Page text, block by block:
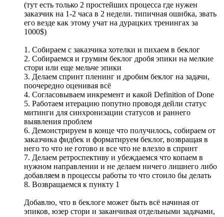
(тут есть только 2 простейших процесса где нужен
заказчик на 1-2 часа в 2 недели. типичная ошибка, звать
его везде как этому учат на дурацких тренингах за
1000$)
1. Собираем с заказчика хотелки и пихаем в беклог
2. Собираемся и грумим беклог дробя эпики на мелкие
стори или еще мельче эпики
3. Делаем спринт пленинг и дробим беклог на задачи,
поочередно оценивая всё
4. Согласовываем инкремент и какой Definition of Done
5. Работаем итерацию попутно проводя дейли статус
митинги для синхронизации статусов и раннего
выявления проблем
6. Демонстрируем в конце что получилось, собираем от
заказчика фидбек и форматируем беклог, возвращая в
него то что не готово и все что не влезло в спринт
7. Делаем ретроспективу и убеждаемся что копаем в
нужном направлении и не делаем ничего лишнего либо
добавляем в процессы работы то что стоило бы делать
8. Возвращаемся к пункту 1
Добавлю, что в беклоге может быть всё начиная от
эпиков, юзер стори и заканчивая отдельными задачами,